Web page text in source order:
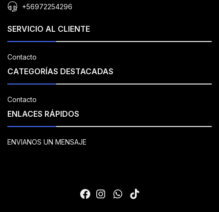
+56972254296
SERVICIO AL CLIENTE
Contacto
CATEGORÍAS DESTACADAS
Contacto
ENLACES RÁPIDOS
ENVIANOS UN MENSAJE